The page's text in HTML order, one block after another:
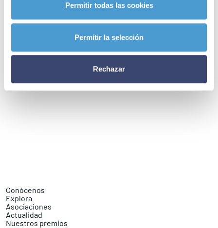
Permitir todas las cookies
Permitir la selección
Rechazar
Conócenos
Explora
Asociaciones
Actualidad
Nuestros premios